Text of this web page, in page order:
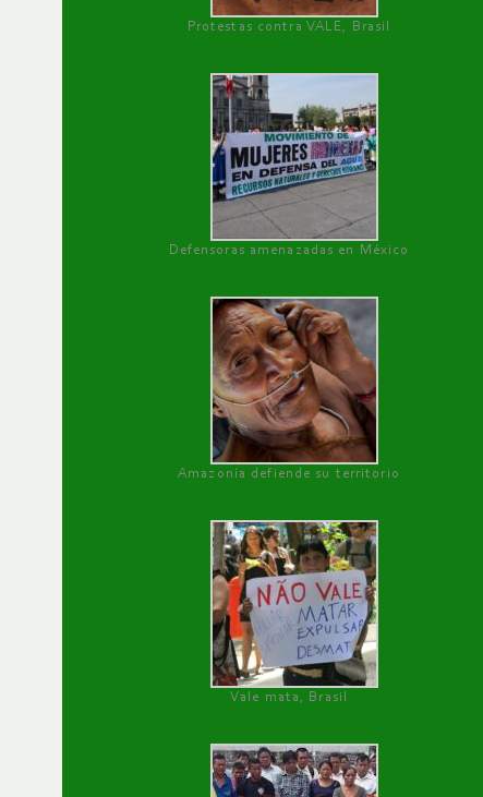
Protestas contra VALE, Brasil
Defensoras amenazadas en México
Amazonía defiende su territorio
Vale mata, Brasil